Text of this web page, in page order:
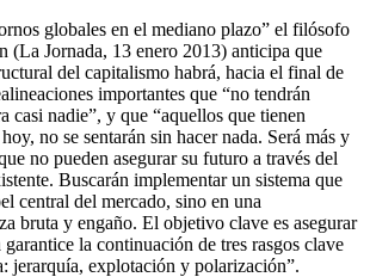
globales en el mediano plazo” el filósofo
(La Jornada, 13 enero 2013) anticipa que
del capitalismo habrá, hacia el final de
importantes que “no tendrán
casi nadie”, y que “aquellos que tienen
no se sentarán sin hacer nada. Será más y
no pueden asegurar su futuro a través del
Buscarán implementar un sistema que
central del mercado, sino en una
bruta y engaño. El objetivo clave es asegurar
la continuación de tres rasgos clave
jerarquía, explotación y polarización”.